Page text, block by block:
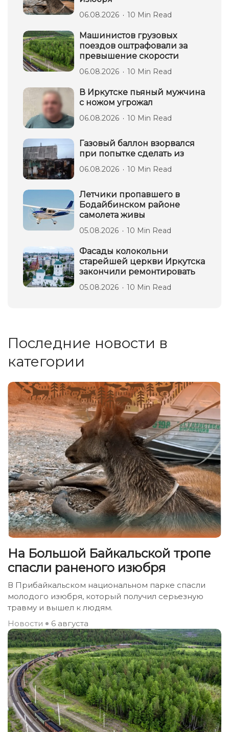
06.08.2026 10 Min Read
Машинистов грузовых
поездов оштрафовали за
превышение скорости
06.08.2026 10 Min Read
В Иркутске пьяный мужчина
с ножом угрожал
06.08.2026 10 Min Read
Газовый баллон взорвался
при попытке сделать из
06.08.2026 10 Min Read
Летчики пропавшего в
Бодайбинском районе
самолета живы
05.08.2026 10 Min Read
Фасады колокольни
старейшей церкви Иркутска
закончили ремонтировать
05.08.2026 10 Min Read
Последние новости в
категории
На Большой Байкальской тропе
спасли раненого изюбря
В Прибайкальском национальном парке спасли
молодого изюбря, который получил серьезную
травму и вышел к людям.
Новости
6 августа